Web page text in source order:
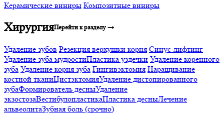
Керамические виниры Композитные виниры
ХирургияПерейти к разделу →
Удаление зубов Резекция верхушки корня Синус-лифтинг
Удаление зуба мудростиПластика уздечки Удаление коренного
зуба Удаление корня зуба Гингивэктомия Наращивание
костной тканиЦистэктомияУдаление дистопированного
зубаФормирователь десныУдаление
экзостозаВестибулопластикаПластика десныЛечение
альвеолитаЗубная боль (срочно)